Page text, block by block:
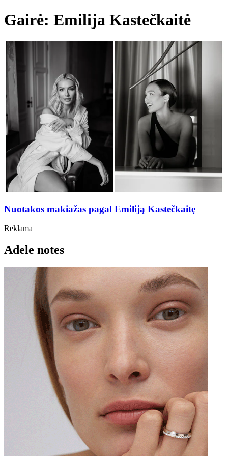
Gairė: Emilija Kastečkaitė
Nuotakos makiažas pagal Emiliją Kastečkaitę
Reklama
Adele notes